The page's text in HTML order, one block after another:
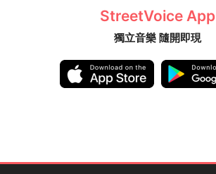
StreetVoice App
獨立音樂 隨開即現